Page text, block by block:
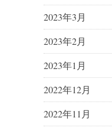
2023年3月
2023年2月
2023年1月
2022年12月
2022年11月